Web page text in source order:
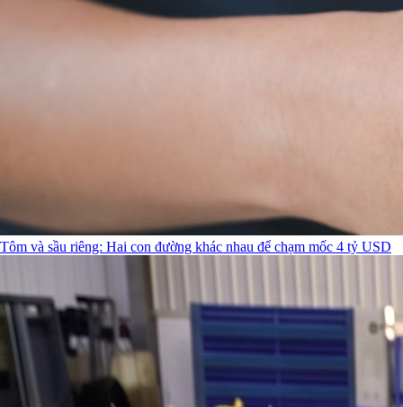
Tôm và sầu riêng: Hai con đường khác nhau để chạm mốc 4 tỷ USD